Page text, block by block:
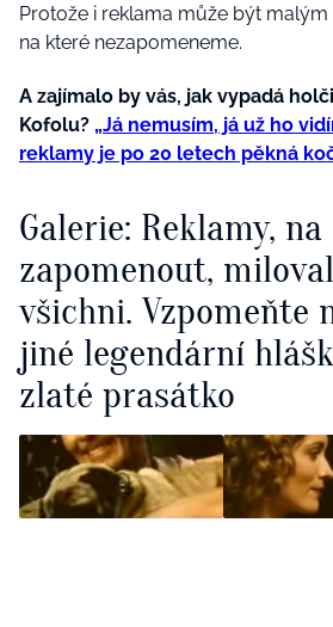
Protože i reklama může být
na které nezapomeneme.
A zajímalo by vás, jak vypadá
Kofolu? „Já nemusím, já už ho
reklamy je po 20 letech pěkná
Galerie: Reklamy,
zapomenout,
všichni. Vzpomeňte
jiné legendární
zlaté prasátko